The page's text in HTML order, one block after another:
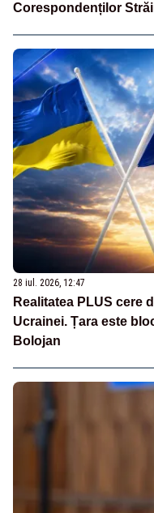
Corespondenților
28 iul. 2026, 12:47
Realitatea PLUS cere
Ucrainei. Țara este
Bolojan